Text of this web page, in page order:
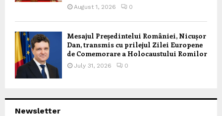
August 1, 2026 0
Mesajul Președintelui României, Nicușor
Dan, transmis cu prilejul Zilei Europene
de Comemorare a Holocaustului Romilor
July 31, 2026 0
Newsletter